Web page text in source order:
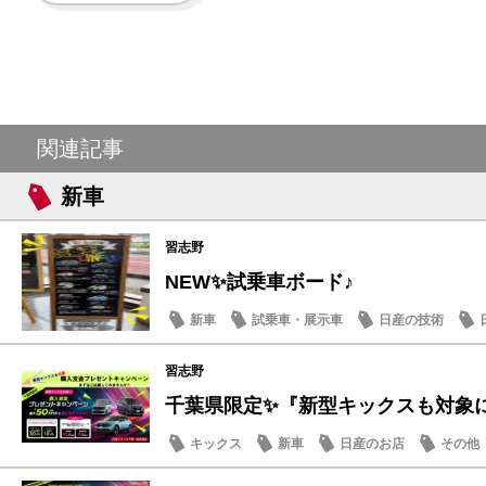
関連記事
新車
習志野
NEW✨試乗車ボード♪
新車 試乗車・展示車 日産の技術
習志野
千葉県限定✨『新型キックスも対象
キックス 新車 日産のお店 その他